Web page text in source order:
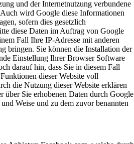
und der Internetnutzung verbundene
wird Google diese Informationen
sofern dies gesetzlich
diese Daten im Auftrag von Google
Fall Ihre IP-Adresse mit anderen
bringen. Sie können die Installation der
Einstellung Ihrer Browser Software
darauf hin, dass Sie in diesem Fall
dieser Website voll
die Nutzung dieser Website erklären
über Sie erhobenen Daten durch Google
Weise und zu dem zuvor benannten